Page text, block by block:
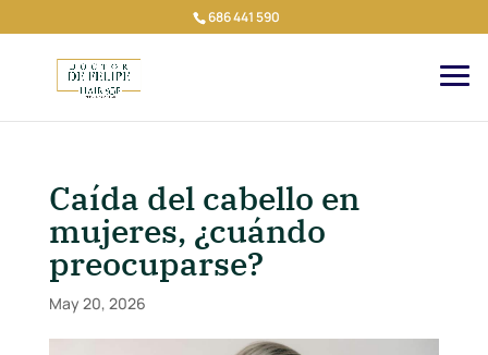
686 441 590
Caída del cabello en
mujeres, ¿cuándo
preocuparse?
May 20, 2026